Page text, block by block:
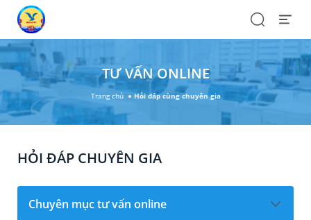
SearchOpen
TƯ VẤN ONLINE
Trang chủ Hỏi đáp cùng chuyên gia
HỎI ĐÁP CHUYÊN GIA
Chuyên mục tư vấn online